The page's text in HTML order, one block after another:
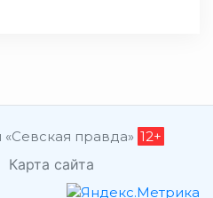
правда» 12+
Карта сайта